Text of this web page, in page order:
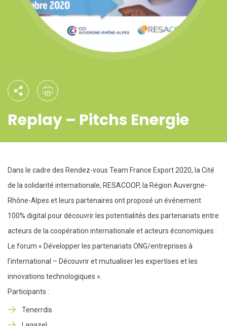
Replay – Pitchs Energie
Dans le cadre des Rendez-vous Team France Export 2020, la Cité
de la solidarité internationale, RESACOOP, la Région Auvergne-
Rhône-Alpes et leurs partenaires ont proposé un événement
100% digital pour découvrir les potentialités des partenariats entre
acteurs de la coopération internationale et acteurs économiques :
Le forum « Développer les partenariats ONG/entreprises à
l’international – Découvrir et mutualiser les expertises et les
innovations technologiques ».
Participants :
Tenerrdis